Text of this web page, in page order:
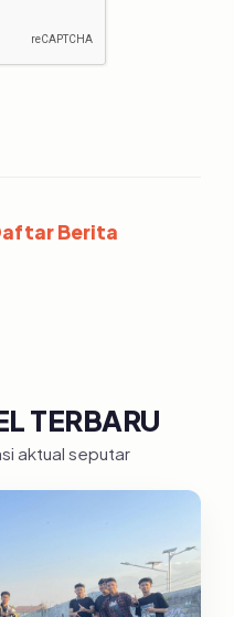
Berita
TERBARU
aktual seputar